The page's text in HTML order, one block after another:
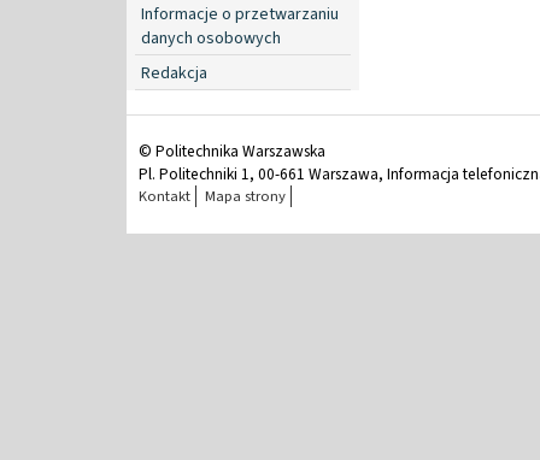
Informacje o przetwarzaniu
danych osobowych
Redakcja
© Politechnika Warszawska
Pl. Politechniki 1, 00-661 Warszawa, Informacja
Kontakt Mapa strony